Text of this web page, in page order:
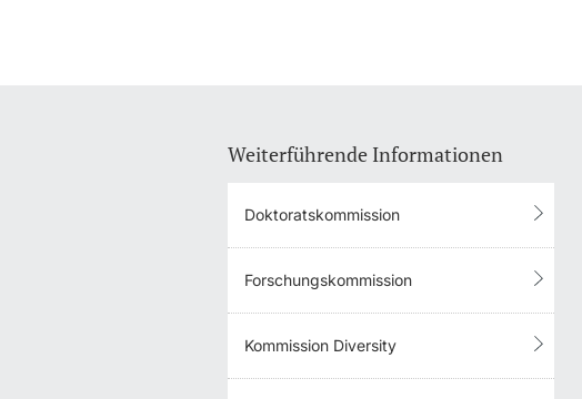
Weiterführende Informationen
Doktoratskommission
Forschungskommission
Kommission Diversity